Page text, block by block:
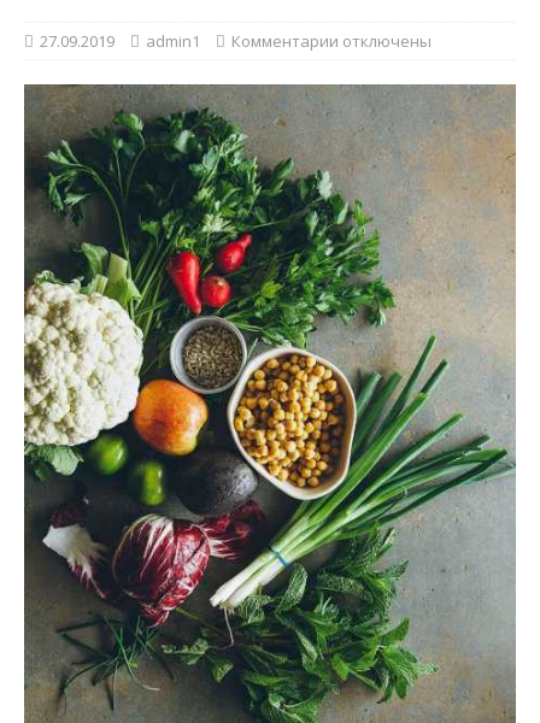
27.09.2019 admin1 Комментарии отключены